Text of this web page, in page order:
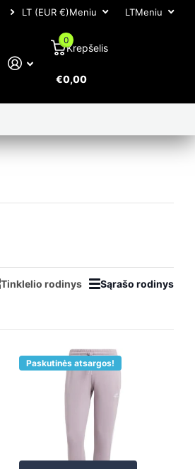
Garantuota kokybė
LT (EUR €)Meniu LTMeniu
Krepšelis
0
€0,00
Tinklelio rodinys Sąrašo rodinys
Paskutinės atsargos!